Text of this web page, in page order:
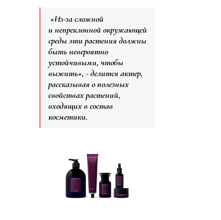
«Из-за сложной
и непреклонной окружающей
среды эти растения должны
быть невероятно
устойчивыми, чтобы
выжить», - делится актер,
рассказывая о полезных
свойствах растений,
входящих в состав
косметики.